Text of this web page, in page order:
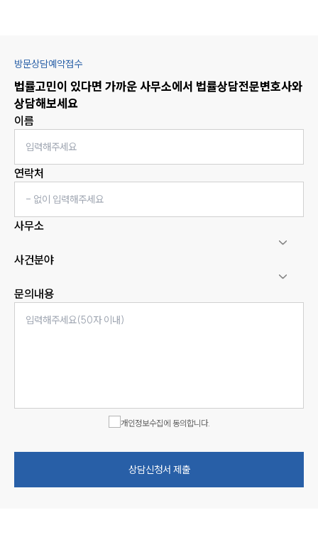
방문상담예약접수
법률고민이 있다면 가까운 사무소에서 법률상담전문변호사와
상담해보세요
이름
연락처
사무소
사건분야
문의내용
개인정보수집에 동의합니다.
상담신청서 제출